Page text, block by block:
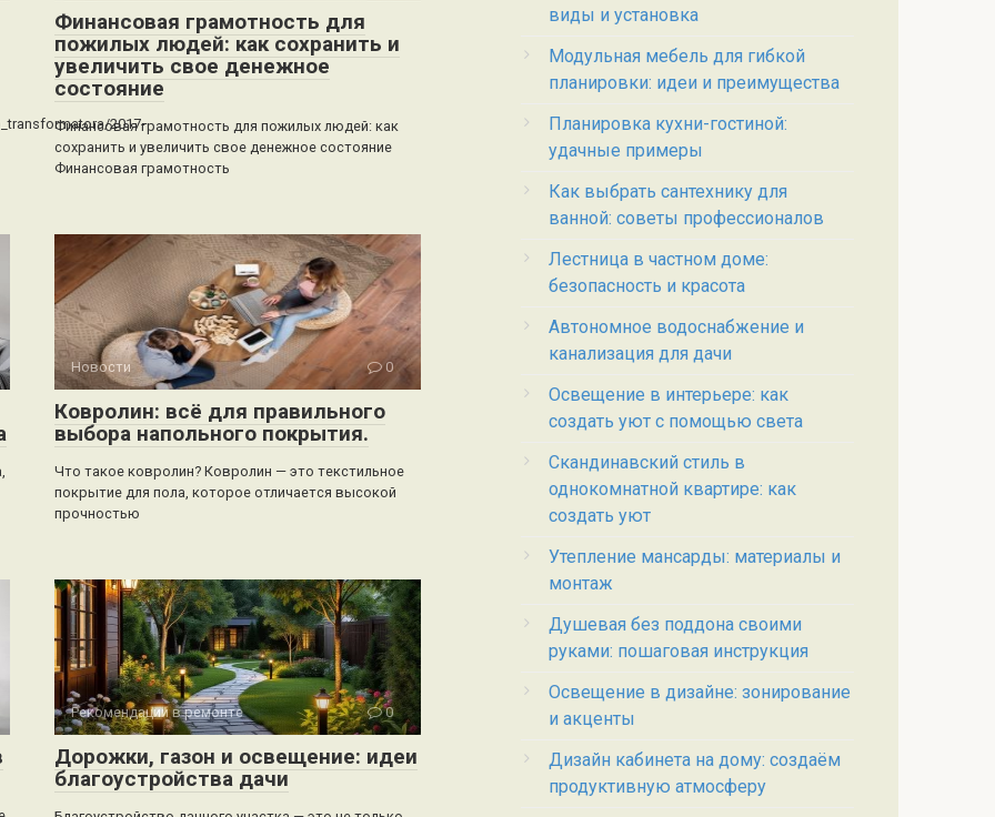
2017-
Финансовая грамотность для
пожилых людей: как сохранить и
увеличить свое денежное
состояние
Финансовая грамотность для пожилых людей: как
сохранить и увеличить свое денежное состояние
Финансовая грамотность
Новости 0
Ковролин: всё для правильного
выбора напольного покрытия.
Что такое ковролин? Ковролин — это текстильное
покрытие для пола, которое отличается высокой
прочностью
Рекомендации в ремонте 0
Дорожки, газон и освещение: идеи
благоустройства дачи
виды и установка
Модульная мебель для гибкой
планировки: идеи и преимущества
Планировка кухни-гостиной:
удачные примеры
Как выбрать сантехнику для
ванной: советы профессионалов
Лестница в частном доме:
безопасность и красота
Автономное водоснабжение и
канализация для дачи
Освещение в интерьере: как
создать уют с помощью света
Скандинавский стиль в
однокомнатной квартире: как
создать уют
Утепление мансарды: материалы и
монтаж
Душевая без поддона своими
руками: пошаговая инструкция
Освещение в дизайне: зонирование
и акценты
Дизайн кабинета на дому: создаём
продуктивную атмосферу